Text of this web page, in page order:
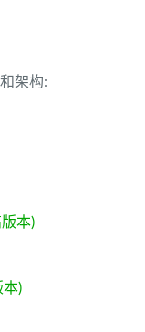
架构:
本)
本)